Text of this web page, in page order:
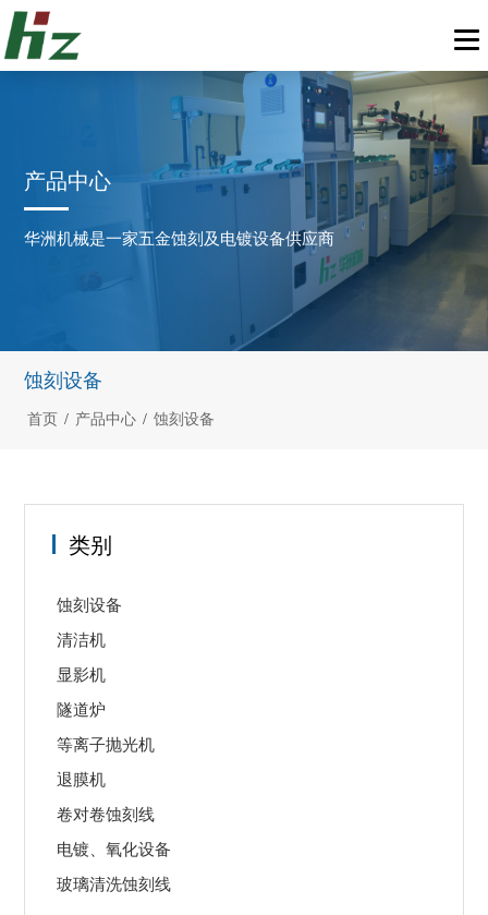
产品中心
华洲机械是一家五金蚀刻及电镀设备供应商
蚀刻设备
首页 / 产品中心 / 蚀刻设备
类别
蚀刻设备
清洁机
显影机
隧道炉
等离子抛光机
退膜机
卷对卷蚀刻线
电镀、氧化设备
玻璃清洗蚀刻线